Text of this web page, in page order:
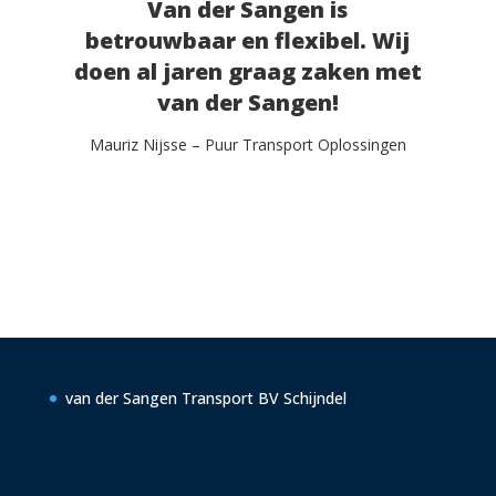
Van der Sangen is
betrouwbaar en flexibel. Wij
doen al jaren graag zaken met
van der Sangen!
Mauriz Nijsse – Puur Transport Oplossingen
van der Sangen Transport BV Schijndel